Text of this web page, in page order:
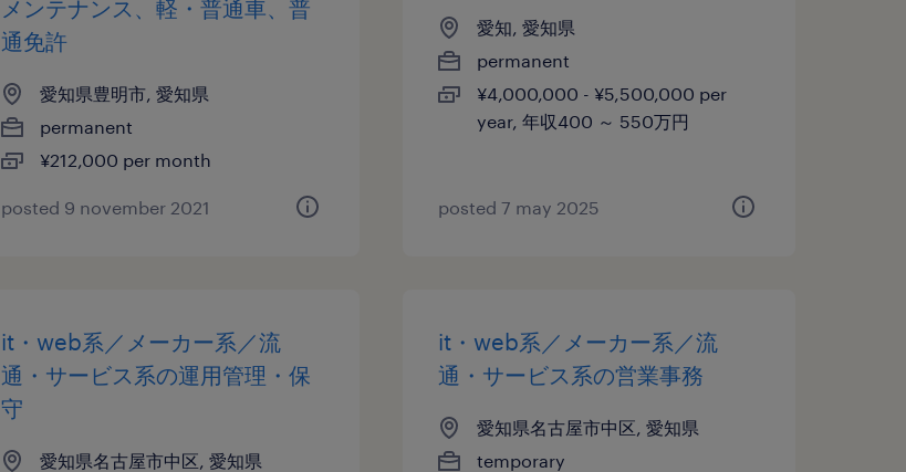
メンテナンス、軽・普通車、普
通免許
愛知県豊明市, 愛知県
permanent
¥212,000 per month
posted 9 november 2021
愛知, 愛知県
permanent
¥4,000,000 - ¥5,500,000 per
year, 年収400 ～ 550万円
posted 7 may 2025
it・web系／メーカー系／流
通・サービス系の運用管理・保
守
愛知県名古屋市中区, 愛知県
it・web系／メーカー系／流
通・サービス系の営業事務
愛知県名古屋市中区, 愛知県
temporary